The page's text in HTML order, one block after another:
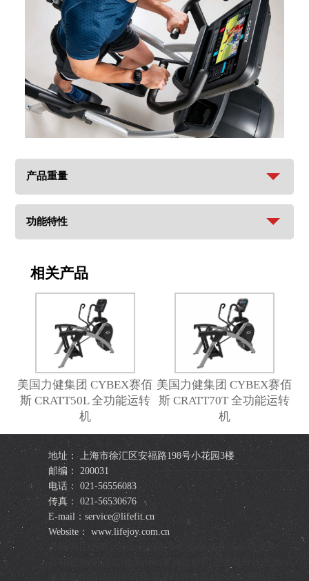
产品重量
功能特性
相关产品
美国力健集团 CYBEX赛佰
斯 CRATT50L 全功能运转
机
美国力健集团 CYBEX赛佰
斯 CRATT70T 全功能运转
机
地址： 上海市徐汇区安福路198号小花园3楼
邮编： 200031
电话： 021-56556083
传真： 021-56530676
E-mail：service@lifefit.cn
Website： www.lifejoy.com.cn
必确|美国必确|precor|必确跑步机|必确健身器|必确健身
器材|星驰|美国星驰|startrac|星驰跑步机|星驰健身器|星驰
健身器材|赛佰斯|赛百斯|赛百斯健身器材|Cybex|赛佰斯